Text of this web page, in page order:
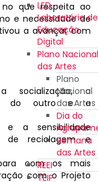
LED -
Laboratório de
Educação
Digital
Plano Nacional
das Artes
Plano
Nacional
das Artes
Dia do
Semana
das Artes
REEI
TEIP
que respeita ao
e necessidade de
a avançar com
socialização, a
do outro e a
e a sensibilidade
de reciclagem e
com os mais
com o Projeto